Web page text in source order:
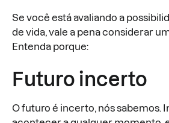
Se você está avaliando a
de vida, vale a pena considerar
Entenda porque:
Futuro incerto
O futuro é incerto, nós sabemos.